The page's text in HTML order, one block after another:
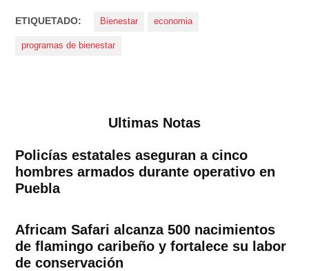
ETIQUETADO: Bienestar economia
programas de bienestar
Ultimas Notas
Policías estatales aseguran a cinco
hombres armados durante operativo en
Puebla
Africam Safari alcanza 500 nacimientos
de flamingo caribeño y fortalece su labor
de conservación